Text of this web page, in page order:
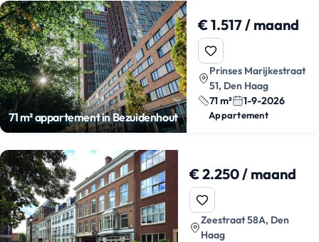
71 m² appartement in Bezuidenhout
€ 1.517 / maand
Prinses Marijkestraat
51, Den Haag
71 m²
1-9-2026
Appartement
€ 2.250 / maand
Zeestraat 58A, Den
Haag